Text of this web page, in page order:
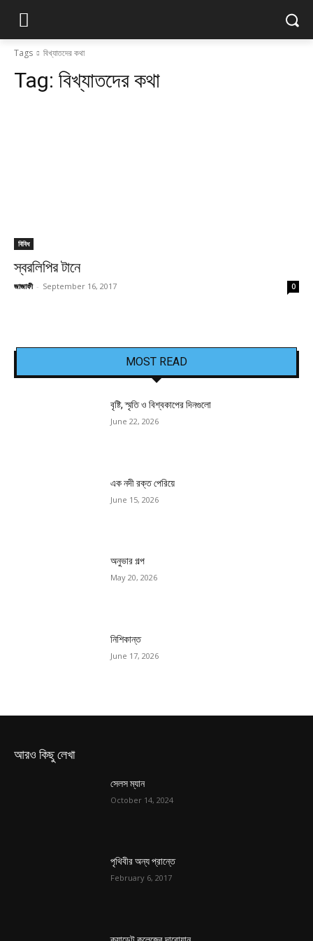
Tags বিখ্যাতদের কথা
Tag: বিখ্যাতদের কথা
বিবিধ
স্বরলিপির টানে
জাজাফী - September 16, 2017 0
MOST READ
বৃষ্টি, স্মৃতি ও বিশ্বকাপের দিনগুলো
June 22, 2026
এক নদী রক্ত পেরিয়ে
June 15, 2026
অনুভার গল্প
May 20, 2026
নিশিকান্ত
June 17, 2026
আরও কিছু লেখা
সেলস ম্যান
October 14, 2024
পৃথিবীর অন্য প্রান্তে
February 6, 2017